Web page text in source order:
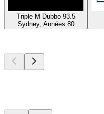
Triple M Dubbo 93.5
Sydney, Années 80